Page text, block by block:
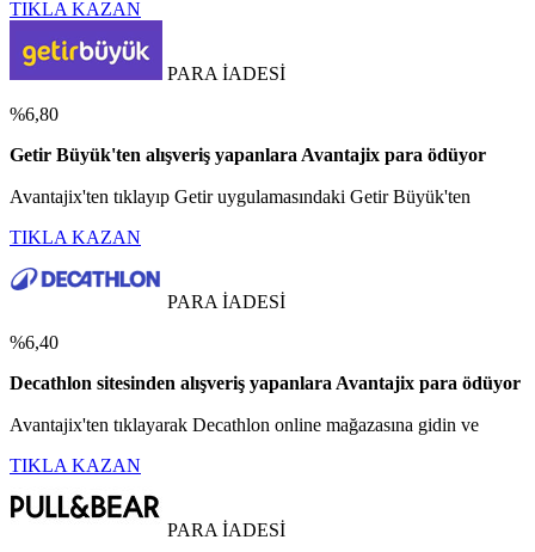
TIKLA KAZAN
PARA İADESİ
%6,80
Getir Büyük'ten alışveriş yapanlara Avantajix para ödüyor
Avantajix'ten tıklayıp Getir uygulamasındaki Getir Büyük'ten
TIKLA KAZAN
PARA İADESİ
%6,40
Decathlon sitesinden alışveriş yapanlara Avantajix para ödüyor
Avantajix'ten tıklayarak Decathlon online mağazasına gidin ve
TIKLA KAZAN
PARA İADESİ